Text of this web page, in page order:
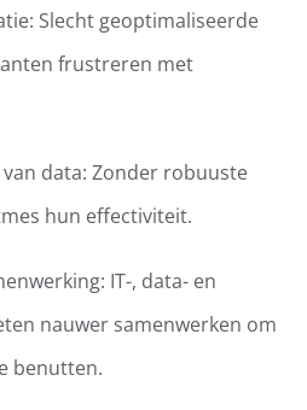
Slecht geoptimaliseerde
frustreren met
data: Zonder robuuste
hun effectiviteit.
IT-, data- en
nauwer samenwerken om
benutten.